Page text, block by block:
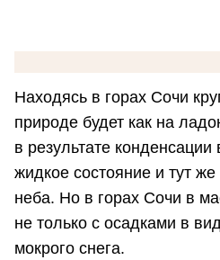
Находясь в горах Сочи
природе будет как на
в результате конденсации
жидкое состояние и тут
неба. Но в горах Сочи в
не только с осадками в
мокрого снега.